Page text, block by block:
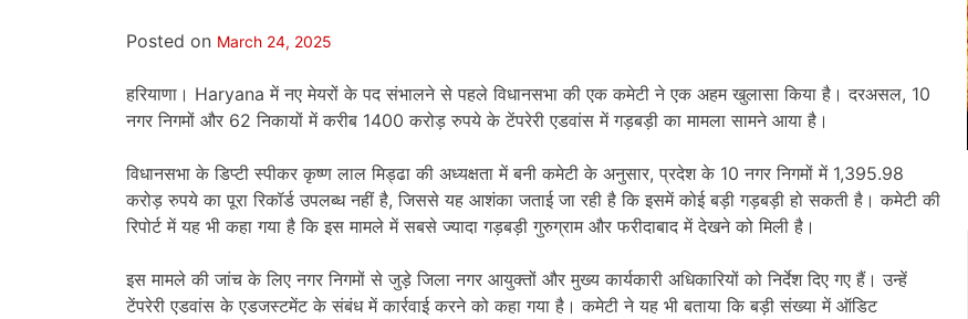
Posted on March 24, 2025
हरियाणा। Haryana में नए मेयरों के पद संभालने से पहले विधानसभा की एक कमेटी ने एक अहम खुलासा किया है। दरअसल, 10
नगर निगमों और 62 निकायों में करीब 1400 करोड़ रुपये के टेंपरेरी एडवांस में गड़बड़ी का मामला सामने आया है।
विधानसभा के डिप्टी स्पीकर कृष्ण लाल मिड्ढा की अध्यक्षता में बनी कमेटी के अनुसार, प्रदेश के 10 नगर निगमों में 1,395.98
करोड़ रुपये का पूरा रिकॉर्ड उपलब्ध नहीं है, जिससे यह आशंका जताई जा रही है कि इसमें कोई बड़ी गड़बड़ी हो सकती है। कमेटी की
रिपोर्ट में यह भी कहा गया है कि इस मामले में सबसे ज्यादा गड़बड़ी गुरुग्राम और फरीदाबाद में देखने को मिली है।
इस मामले की जांच के लिए नगर निगमों से जुड़े जिला नगर आयुक्तों और मुख्य कार्यकारी अधिकारियों को निर्देश दिए गए हैं। उन्हें
टेंपरेरी एडवांस के एडजस्टमेंट के संबंध में कार्रवाई करने को कहा गया है। कमेटी ने यह भी बताया कि बड़ी संख्या में ऑडिट